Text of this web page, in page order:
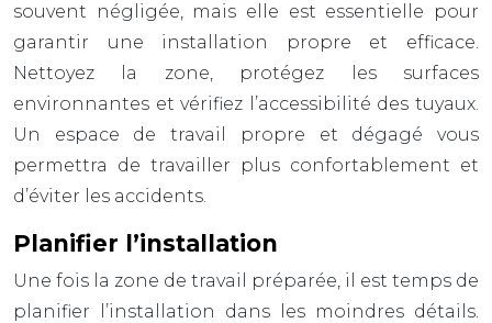
souvent négligée, mais elle est essentielle pour
garantir une installation propre et efficace.
Nettoyez la zone, protégez les surfaces
environnantes et vérifiez l’accessibilité des tuyaux.
Un espace de travail propre et dégagé vous
permettra de travailler plus confortablement et
d’éviter les accidents.
Planifier l’installation
Une fois la zone de travail préparée, il est temps de
planifier l’installation dans les moindres détails.